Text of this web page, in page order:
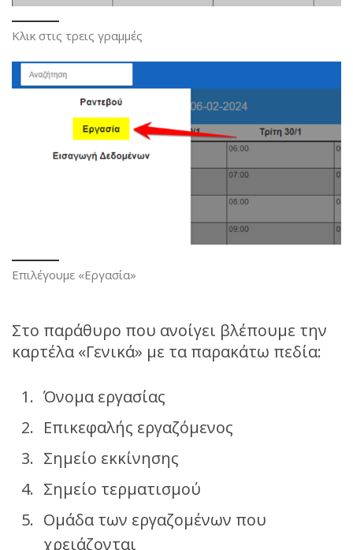
Κλικ στις τρεις γραμμές
Επιλέγουμε «Εργασία»
Στο παράθυρο που ανοίγει βλέπουμε την
καρτέλα «Γενικά» με τα παρακάτω πεδία:
Όνομα εργασίας
Επικεφαλής εργαζόμενος
Σημείο εκκίνησης
Σημείο τερματισμού
Ομάδα των εργαζομένων που
χρειάζονται